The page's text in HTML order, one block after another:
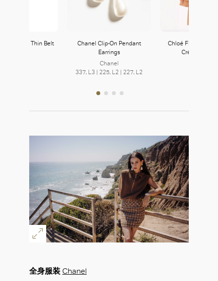
Marmont Thin Belt
Chanel Clip-On Pendant
Earrings
Chanel
337, L3 | 225, L2 | 227, L2
Chloé Fluid Short
Crêpe de
全身服装 Chanel